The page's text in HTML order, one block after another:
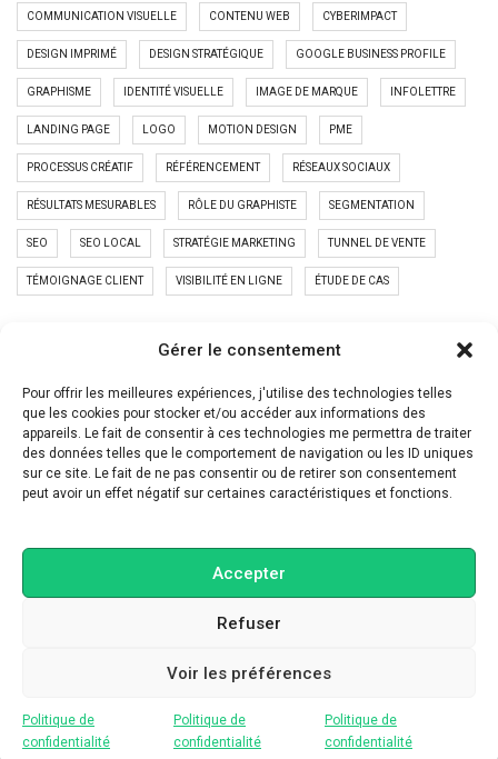
Gérer le consentement
Pour offrir les meilleures expériences, j'utilise des technologies telles
que les cookies pour stocker et/ou accéder aux informations des
appareils. Le fait de consentir à ces technologies me permettra de traiter
des données telles que le comportement de navigation ou les ID uniques
sur ce site. Le fait de ne pas consentir ou de retirer son consentement
peut avoir un effet négatif sur certaines caractéristiques et fonctions.
Accepter
Refuser
Voir les préférences
Politique de
confidentialité
Politique de
confidentialité
Politique de
confidentialité
COMMUNICATION VISUELLE CONTENU WEB CYBERIMPACT
DESIGN IMPRIMÉ DESIGN STRATÉGIQUE GOOGLE BUSINESS PROFILE
GRAPHISME IDENTITÉ VISUELLE IMAGE DE MARQUE INFOLETTRE
LANDING PAGE LOGO MOTION DESIGN PME
PROCESSUS CRÉATIF RÉFÉRENCEMENT RÉSEAUX SOCIAUX
RÉSULTATS MESURABLES RÔLE DU GRAPHISTE SEGMENTATION
SEO SEO LOCAL STRATÉGIE MARKETING TUNNEL DE VENTE
TÉMOIGNAGE CLIENT VISIBILITÉ EN LIGNE ÉTUDE DE CAS
PUBLICATIONS RÉCENTES
Ton site web travaille encore comme en 2015
LinkedIn n’est plus un CV
Instagram ne récompense plus les belles images
Graphiste, motion designer et blogueur
Fait et réalisé par moi-même